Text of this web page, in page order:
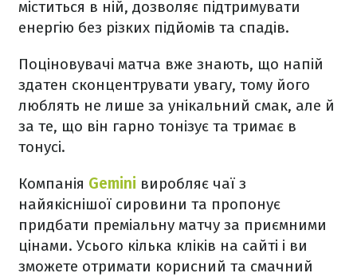
міститься в ній, дозволяє підтримувати
енергію без різких підйомів та спадів.
Поціновувачі матча вже знають, що напій
здатен сконцентрувати увагу, тому його
люблять не лише за унікальний смак, але й
за те, що він гарно тонізує та тримає в
тонусі.
Компанія Gemini виробляє чаї з
найякіснішої сировини та пропонує
придбати преміальну матчу за приємними
цінами. Усього кілька кліків на сайті і ви
зможете отримати корисний та смачний